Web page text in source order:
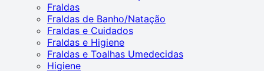
Fraldas
Fraldas de Banho/Natação
Fraldas e Cuidados
Fraldas e Higiene
Fraldas e Toalhas Umedecidas
Higiene